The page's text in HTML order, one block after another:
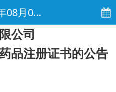
01日 电子报
公司
品注册证书的公告